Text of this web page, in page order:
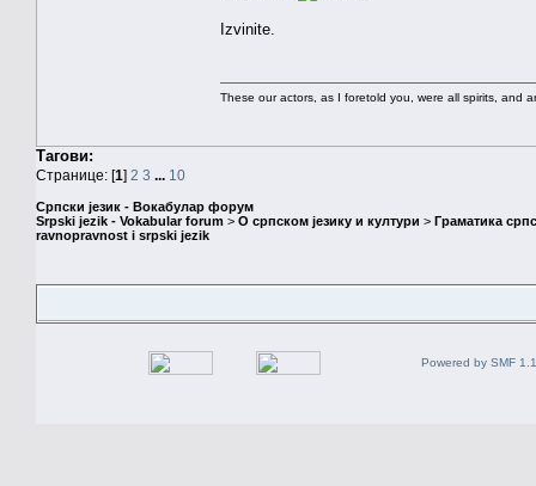
Izvinite.
These our actors, as I foretold you, were all spirits, and
Тагови:
Странице: [1] 2 3 ... 10
Српски језик - Вокабулар форум
Srpski jezik - Vokabular forum > О српском језику и култури > Граматика
ravnopravnost i srpski jezik
Powered by SMF